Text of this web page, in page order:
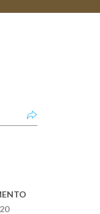
20